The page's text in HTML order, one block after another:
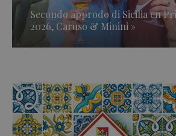
Secondo approdo di Sicilia en
2026, Caruso & Minini »